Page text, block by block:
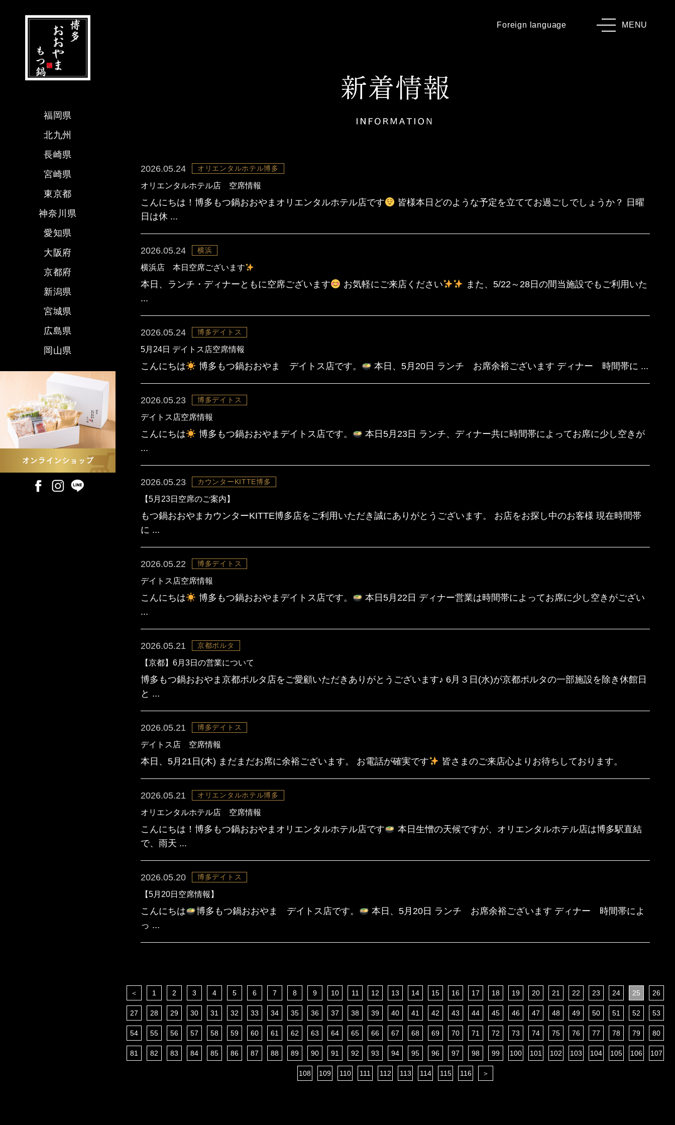
Foreign language MENU
2026.05.24 オリエンタルホテル博多
オリエンタルホテル店 空席情報
こんにちは！博多もつ鍋おおやまオリエンタルホテル店です
皆様本日どのような予定を立ててお過ごしでしょうか？ 日曜
日は休 ...
2026.05.24 横浜
横浜店 本日空席ございます
本日、ランチ・ディナーともに空席ございます お気軽にご来店ください
また、5/22～28日の間当施設でもご利用いた
...
2026.05.24 博多デイトス
5月24日 デイトス店空席情報
こんにちは 博多もつ鍋おおやま デイトス店です。 本日、5月20日 ランチ お席余裕ございます ディナー 時間帯に ...
2026.05.23 博多デイトス
デイトス店空席情報
こんにちは 博多もつ鍋おおやまデイトス店です。
本日5月23日 ランチ、ディナー共に時間帯によってお席に少し空きが
...
2026.05.23 カウンターKITTE博多
【5月23日空席のご案内】
もつ鍋おおやまカウンターKITTE博多店をご利用いただき誠にありがとうございます。 お店をお探し中のお客様 現在時間帯
に ...
2026.05.22 博多デイトス
デイトス店空席情報
こんにちは 博多もつ鍋おおやまデイトス店です。
本日5月22日 ディナー営業は時間帯によってお席に少し空きがござい
...
2026.05.21 京都ポルタ
【京都】6月3日の営業について
博多もつ鍋おおやま京都ポルタ店をご愛顧いただきありがとうございます♪ 6月３日(水)が京都ポルタの一部施設を除き休館日
と ...
2026.05.21 博多デイトス
デイトス店 空席情報
本日、5月21日(木) まだまだお席に余裕ございます。 お電話が確実です 皆さまのご来店心よりお待ちしております。
2026.05.21 オリエンタルホテル博多
オリエンタルホテル店 空席情報
こんにちは！博多もつ鍋おおやまオリエンタルホテル店です
本日生憎の天候ですが、オリエンタルホテル店は博多駅直結
で、雨天 ...
2026.05.20 博多デイトス
【5月20日空席情報】
こんにちは 博多もつ鍋おおやま デイトス店です。
本日、5月20日 ランチ お席余裕ございます ディナー 時間帯によ
っ ...
＜ 1 2 3 4 5 6 7 8 9 10 11 12 13 14 15 16 17 18 19 20 21 22 23 24 25 26
27 28 29 30 31 32 33 34 35 36 37 38 39 40 41 42 43 44 45 46 47 48 49 50 51 52 53
54 55 56 57 58 59 60 61 62 63 64 65 66 67 68 69 70 71 72 73 74 75 76 77 78 79 80
81 82 83 84 85 86 87 88 89 90 91 92 93 94 95 96 97 98 99 100 101 102 103 104 105 106 107
108 109 110 111 112 113 114 115 116 ＞
福岡県
北九州
長崎県
宮崎県
東京都
神奈川県
愛知県
大阪府
京都府
新潟県
宮城県
広島県
岡山県